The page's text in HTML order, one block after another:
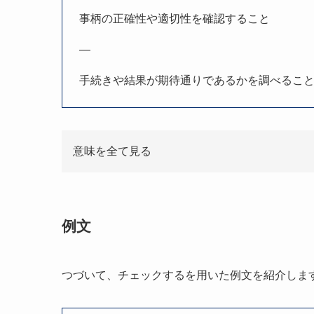
事柄の正確性や適切性を確認すること
—
手続きや結果が期待通りであるかを調べること
意味を全て見る
例文
つづいて、チェックするを用いた例文を紹介しま